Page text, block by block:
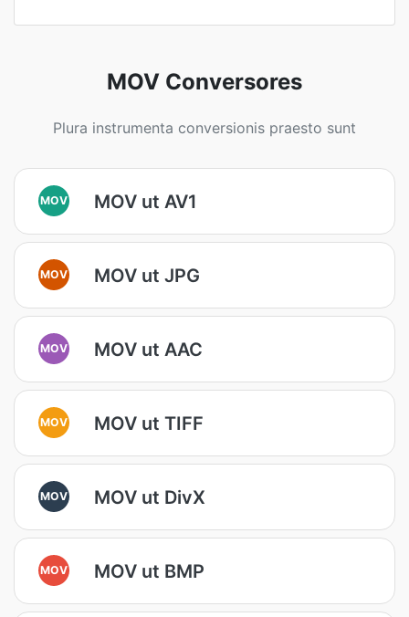
MOV Conversores
Plura instrumenta conversionis praesto sunt
MOV MOV ut AV1
MOV MOV ut JPG
MOV MOV ut AAC
MOV MOV ut TIFF
MOV MOV ut DivX
MOV MOV ut BMP